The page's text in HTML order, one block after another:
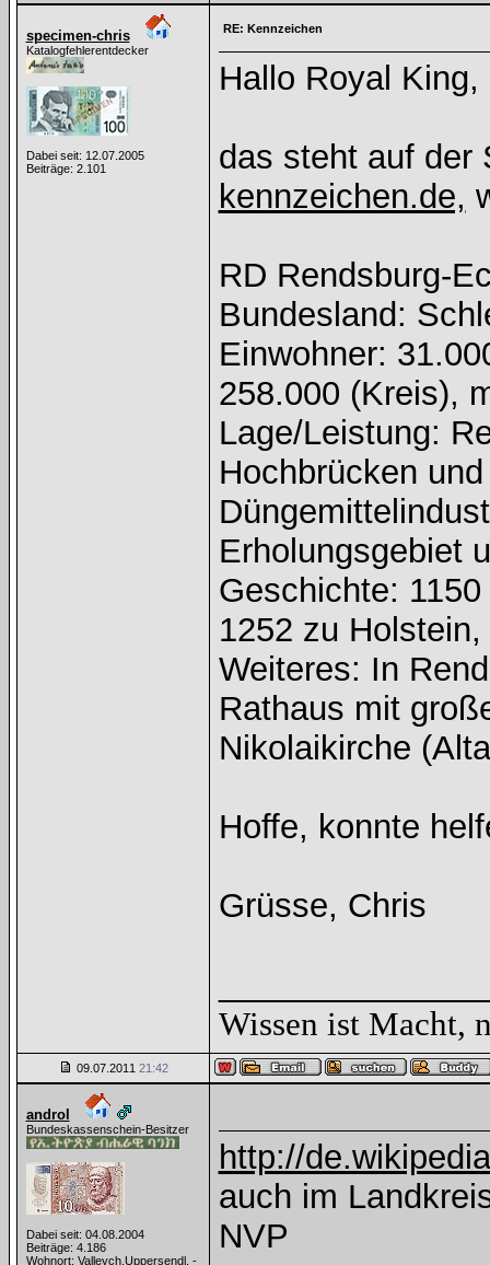
specimen-chris
Katalogfehlerentdecker
Dabei seit: 12.07.2005
Beiträge: 2.101
RE: Kennzeichen
Hallo Royal King,
das steht auf der
kennzeichen.de,
RD Rendsburg-
Bundesland:
Einwohner:
258.000 (Kreis),
Lage/Leistung:
Hochbrücken
Erholungsgebiet
Geschichte:
1252 zu
Weiteres: In
Rathaus mit
Nikolaikirche
Hoffe, konnte
Grüsse, Chris
Wissen ist Macht,
09.07.2011 21:42
androl
Bundeskassenschein-Besitzer
Dabei seit: 04.08.2004
Beiträge: 4.186
Wohnort: Valleych.Uppersendl. -
http://
auch im
NVP